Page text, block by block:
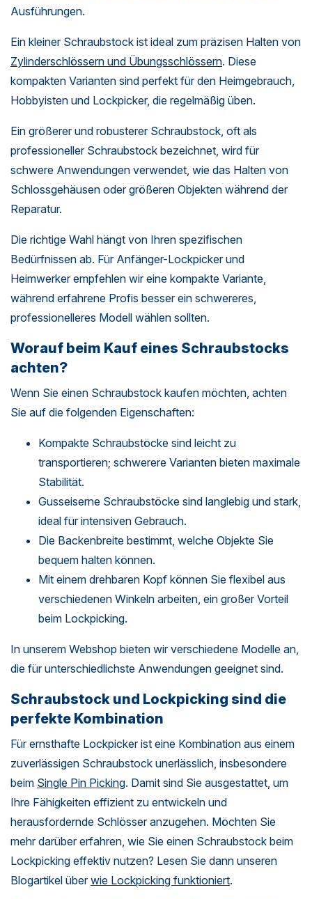
Ausführungen.
Ein kleiner Schraubstock ist ideal zum präzisen Halten von
Zylinderschlössern und Übungsschlössern. Diese
kompakten Varianten sind perfekt für den Heimgebrauch,
Hobbyisten und Lockpicker, die regelmäßig üben.
Ein größerer und robusterer Schraubstock, oft als
professioneller Schraubstock bezeichnet, wird für
schwere Anwendungen verwendet, wie das Halten von
Schlossgehäusen oder größeren Objekten während der
Reparatur.
Die richtige Wahl hängt von Ihren spezifischen
Bedürfnissen ab. Für Anfänger-Lockpicker und
Heimwerker empfehlen wir eine kompakte Variante,
während erfahrene Profis besser ein schwereres,
professionelleres Modell wählen sollten.
Worauf beim Kauf eines Schraubstocks
achten?
Wenn Sie einen Schraubstock kaufen möchten, achten
Sie auf die folgenden Eigenschaften:
Kompakte Schraubstöcke sind leicht zu
transportieren; schwerere Varianten bieten maximale
Stabilität.
Gusseiserne Schraubstöcke sind langlebig und stark,
ideal für intensiven Gebrauch.
Die Backenbreite bestimmt, welche Objekte Sie
bequem halten können.
Mit einem drehbaren Kopf können Sie flexibel aus
verschiedenen Winkeln arbeiten, ein großer Vorteil
beim Lockpicking.
In unserem Webshop bieten wir verschiedene Modelle an,
die für unterschiedlichste Anwendungen geeignet sind.
Schraubstock und Lockpicking sind die
perfekte Kombination
Für ernsthafte Lockpicker ist eine Kombination aus einem
zuverlässigen Schraubstock unerlässlich, insbesondere
beim Single Pin Picking. Damit sind Sie ausgestattet, um
Ihre Fähigkeiten effizient zu entwickeln und
herausfordernde Schlösser anzugehen. Möchten Sie
mehr darüber erfahren, wie Sie einen Schraubstock beim
Lockpicking effektiv nutzen? Lesen Sie dann unseren
Blogartikel überwie Lockpicking funktioniert.